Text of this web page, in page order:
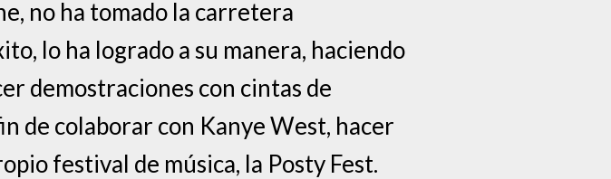
no ha tomado la carretera
lo ha logrado a su manera, haciendo
demostraciones con cintas de
de colaborar con Kanye West, hacer
festival de música, la Posty Fest.